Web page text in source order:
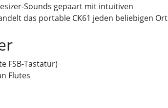
Sounds gepaart mit intuitiven
das portable CK61 jeden beliebigen Ort
FSB-Tastatur)
Flutes